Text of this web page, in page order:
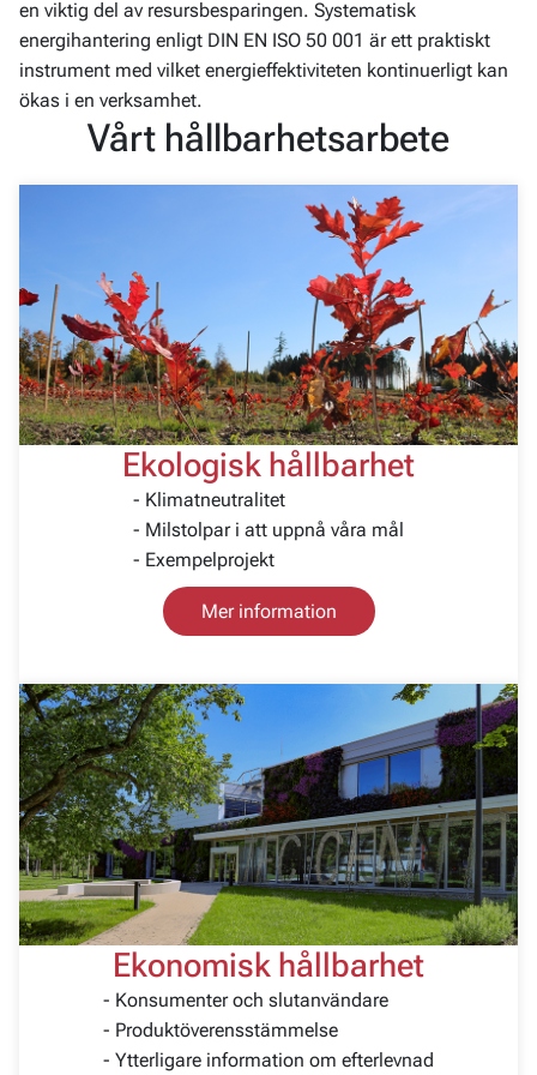
en viktig del av resursbesparingen. Systematisk
energihantering enligt DIN EN ISO 50 001 är ett praktiskt
instrument med vilket energieffektiviteten kontinuerligt kan
ökas i en verksamhet.
Vårt hållbarhetsarbete
Ekologisk hållbarhet
- Klimatneutralitet
- Milstolpar i att uppnå våra mål
- Exempelprojekt
Mer information
Ekonomisk hållbarhet
- Konsumenter och slutanvändare
- Produktöverensstämmelse
- Ytterligare information om efterlevnad